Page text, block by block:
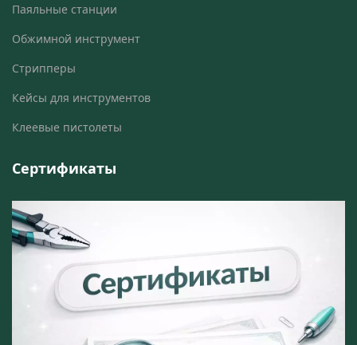
Паяльные станции
Обжимной инструмент
Стрипперы
Кейсы для инструментов
Клеевые пистолеты
Сертификаты